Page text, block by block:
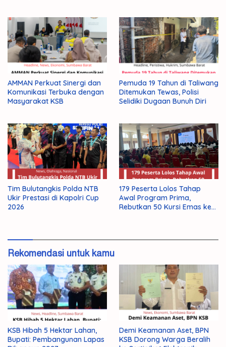
AMMAN Perkuat Sinergi dan
Komunikasi Terbuka dengan
Masyarakat KSB
Pemuda 19 Tahun di Taliwang
Ditemukan Tewas, Polisi
Selidiki Dugaan Bunuh Diri
Tim Bulutangkis Polda NTB
Ukir Prestasi di Kapolri Cup
2026
179 Peserta Lolos Tahap
Awal Program Prima,
Rebutkan 50 Kursi Emas ke
Rekomendasi untuk kamu
KSB Hibah 5 Hektar Lahan,
Bupati: Pembangunan Lapas
Demi Keamanan Aset, BPN
KSB Dorong Warga Beralih